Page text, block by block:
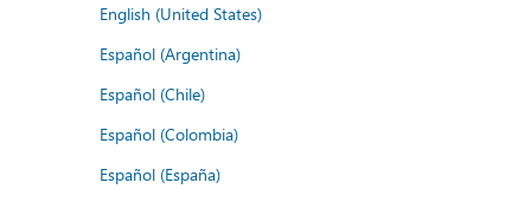
English (United States)
Español (Argentina)
Español (Chile)
Español (Colombia)
Español (España)